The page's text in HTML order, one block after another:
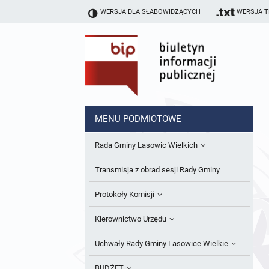
WERSJA DLA SŁABOWIDZĄCYCH WERSJA
MENU PODMIOTOWE
Rada Gminy Lasowic Wielkich
Sesje Rady Gminy
Skład Rady Gminy
Interpelacje i Zapytania Radnych
Komisje Rady Gminy i informacja o
Transmisja z obrad sesji Rady Gminy
Protokoły Komisji
Komisja Budżetu i Finansów
Komisja Oświatowa
Kierownictwo Urzędu
Wójt
Uchwały Rady Gminy Lasowice Wielkie